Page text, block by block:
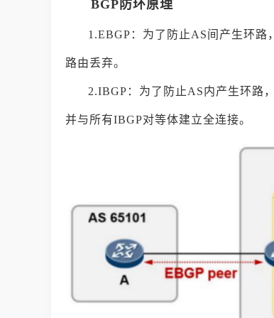
BGP防环原理
1.EBGP：为了防止AS间产生环路
路由丢弃。
2.IBGP：为了防止AS内产生环路
并与所有IBGP对等体建立全连接。